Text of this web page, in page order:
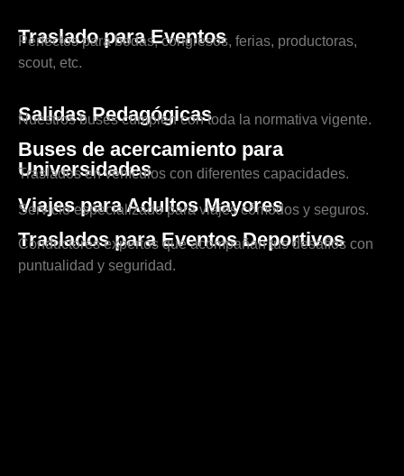
Traslado para Eventos
Perfectos para bodas, congresos, ferias, productoras,
scout, etc.
Salidas Pedagógicas
Nuestros buses cumplen con toda la normativa vigente.
Buses de acercamiento para
Universidades
Traslados en vehículos con diferentes capacidades.
Viajes para Adultos Mayores
Servicio especializado para viajes cómodos y seguros.
Traslados para Eventos Deportivos
Conductores expertos que acompañan tus desafíos con
puntualidad y seguridad.